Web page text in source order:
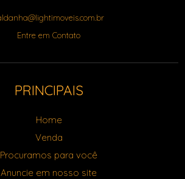
Entre em Contato
PRINCIPAIS
Home
Venda
Procuramos para você
Anuncie em nosso site